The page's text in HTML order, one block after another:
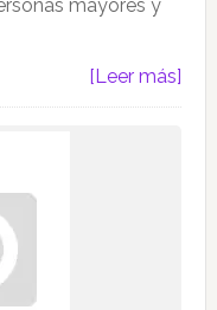
mayores y
[Leer más]